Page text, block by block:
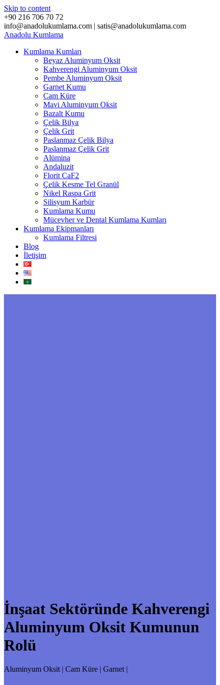
Skip to content
+90 216 706 70 72
info@anadolukumlama.com | satis@anadolukumlama.com
Anadolu Kumlama
Kumlama Kumları
Beyaz Aluminyum Oksit
Kahverengi Aluminyum Oksit
Pembe Aluminyum Oksit
Garnet Kumu
Cam Küre
Mavi Aluminyum Oksit
Bazalt Kumu
Çelik Bilya
Çelik Grit
Paslanmaz Çelik Bilya
Paslanmaz Çelik Grit
Alümina
Andaluzit
Florit CaF2
Çelik Kesme Tel Granül
Nikel Raspa Grit
Silisyum Karbür
Kumlama Kumu
Mücevher ve Dental Kumlama Kumları
Kumlama Ekipmanları
Kumlama Filtresi
Blog
İletişim
İnşaat Sektöründe Kahverengi
Aluminyum Oksit Kumunun
Rolü
Aluminyum Oksit | Cam Küre | Garnet |